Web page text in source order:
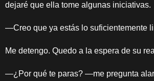
dejaré que ella tome algunas iniciativas.
—Creo que ya estás lo suficientemente
Me detengo. Quedo a la espera de su
—¿Por qué te paras? —me pregunta